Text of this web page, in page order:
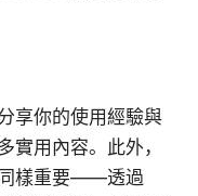
享你的使用經驗與
實用內容。此外，
同樣重要——透過